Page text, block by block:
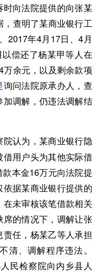
向法院提供的向张某
查明了某商业银行工
2017年4月17日、4月
偿还了杨某甲等人在
余元，以及剩余款项
询问法院原承办人，查
调解，仍违法调解结
院认为，某商业银行隐
用户头为其他实际借
本金16万元向法院提
据某商业银行提供的
未审核该笔借款相关
的情况下，调解让张
任，杨某乙等人承担
清、调解程序违法。
民检察院向内乡县人